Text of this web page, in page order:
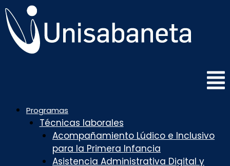
Saltar
al
contenido
Programas
Técnicas laborales
Acompañamiento Lúdico e Inclusivo
para la Primera Infancia
Asistencia Administrativa Digital y